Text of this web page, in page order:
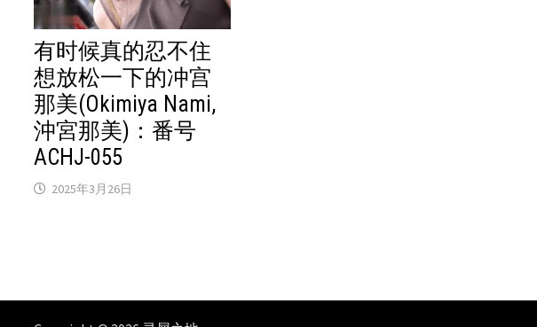
有时候真的忍不住
想放松一下的冲宫
那美(Okimiya Nami,
沖宮那美)：番号
ACHJ-055
2025年3月26日